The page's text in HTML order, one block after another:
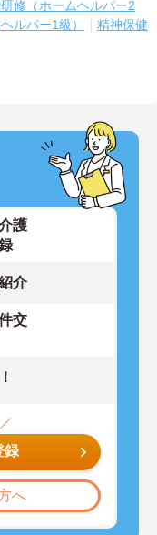
修（ホームヘルパー2
ルパー1級）
精神保健
護
介
交
録
へ